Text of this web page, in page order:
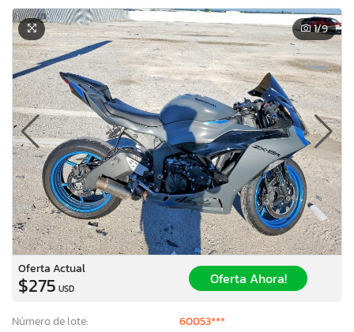
1/9
Oferta Actual
$275 USD
Oferta Ahora!
Número de lote:
60053***